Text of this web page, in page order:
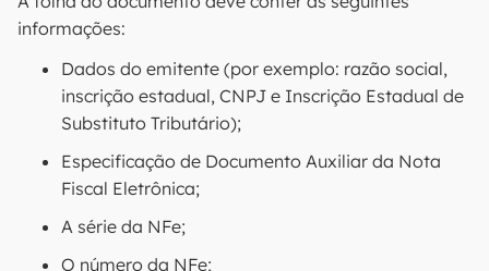
informações:
Dados do emitente (por exemplo: razão social,
inscrição estadual, CNPJ e Inscrição Estadual de
Substituto Tributário);
Especificação de Documento Auxiliar da Nota
Fiscal Eletrônica;
A série da NFe;
O número da NFe;